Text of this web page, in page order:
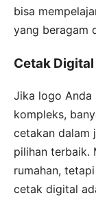
bisa
yang beragam
Cetak
Jika logo Anda
kompleks,
cetakan dalam
pilihan terbaik.
rumahan,
cetak digital